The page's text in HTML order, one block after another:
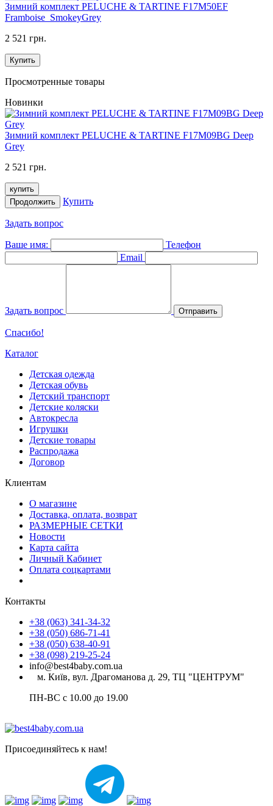
Зимний комплект PELUCHE & TARTINE F17M50EF
Framboise_SmokeyGrey
2 521 грн.
Купить
Просмотренные товары
Новинки
Зимний комплект PELUCHE & TARTINE F17M09BG Deep
Grey
2 521 грн.
купить
Продолжить
Купить
Задать вопрос
Ваше имя:
Телефон
Email
Задать вопрос Отправить
Спасибо!
Каталог
Детская одежда
Детская обувь
Детский транспорт
Детские коляски
Автокресла
Игрушки
Детские товары
Распродажа
Договор
Клиентам
О магазине
Доставка, оплата, возврат
РАЗМЕРНЫЕ СЕТКИ
Новости
Карта сайта
Личный Кабинет
Оплата соцкартами
Контакты
+38 (063) 341-34-32
+38 (050) 686-71-41
+38 (050) 638-40-91
+38 (098) 219-25-24
info@best4baby.com.ua
м. Київ, вул. Драгоманова д. 29, ТЦ "ЦЕНТРУМ"
ПН-ВС с 10.00 до 19.00
Присоединяйтесь к нам!